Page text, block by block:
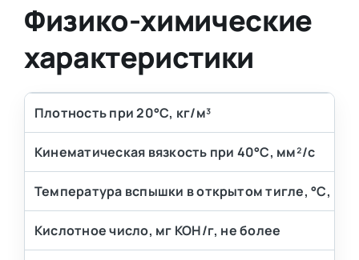
Физико-химические
характеристики
Плотность при 20°С, кг/м³
Кинематическая вязкость при 40°С, мм²/с
Температура вспышки в открытом тигле, °С, не
Кислотное число, мг КОН/г, не более